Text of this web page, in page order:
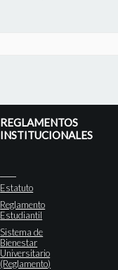
REGLAMENTOS
INSTITUCIONALES
Estatuto
Reglamento
Estudiantil
Sistema de
Bienestar
Universitario
(Reglamento)